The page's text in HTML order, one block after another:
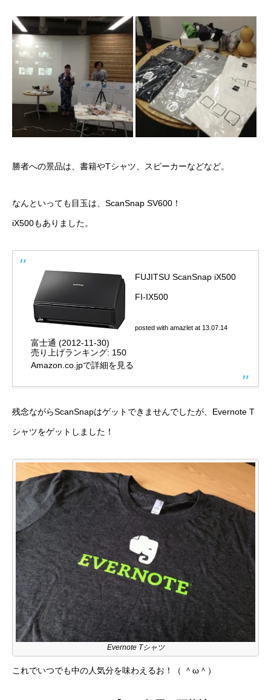
勝者への景品は、書籍やTシャツ、スピーカーなどなど。
なんといっても目玉は、ScanSnap SV600！
iX500もありました。
FUJITSU ScanSnap iX500
FI-IX500
posted with amazlet at 13.07.14
富士通 (2012-11-30)
売り上げランキング: 150
Amazon.co.jpで詳細を見る
残念ながらScanSnapはゲットできませんでしたが、Evernote T
シャツをゲットしました！
Evernote Tシャツ
これでいつでも中の人気分を味わえるお！（ ＾ω＾）